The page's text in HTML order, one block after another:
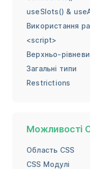
useSlots() &
Використання
<script>
Верхньо-
Загальні типи
Restrictions
Можливості
Область CSS
CSS Модулі